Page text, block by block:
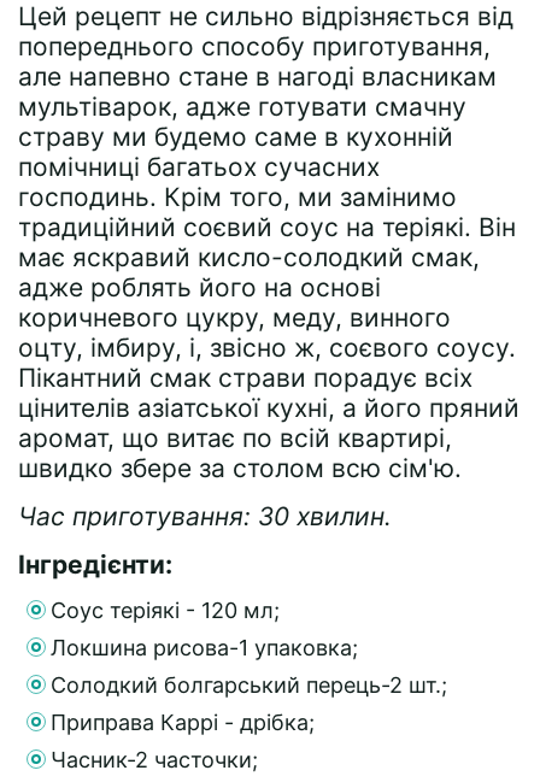
Цей рецепт не сильно відрізняється від
попереднього способу приготування,
але напевно стане в нагоді власникам
мультіварок, адже готувати смачну
страву ми будемо саме в кухонній
помічниці багатьох сучасних
господинь. Крім того, ми замінимо
традиційний соєвий соус на теріякі. Він
має яскравий кисло-солодкий смак,
адже роблять його на основі
коричневого цукру, меду, винного
оцту, імбиру, і, звісно ж, соєвого соусу.
Пікантний смак страви порадує всіх
цінителів азіатської кухні, а його пряний
аромат, що витає по всій квартирі,
швидко збере за столом всю сім'ю.
Час приготування: 30 хвилин.
Інгредієнти:
Соус теріякі - 120 мл;
Локшина рисова-1 упаковка;
Солодкий болгарський перець-2 шт.;
Приправа Каррі - дрібка;
Часник-2 часточки;